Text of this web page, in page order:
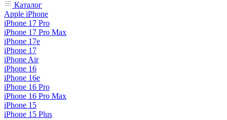
Каталог
Apple iPhone
iPhone 17 Pro
iPhone 17 Pro Max
iPhone 17e
iPhone 17
iPhone Air
iPhone 16
iPhone 16e
iPhone 16 Pro
iPhone 16 Pro Max
iPhone 15
iPhone 15 Plus